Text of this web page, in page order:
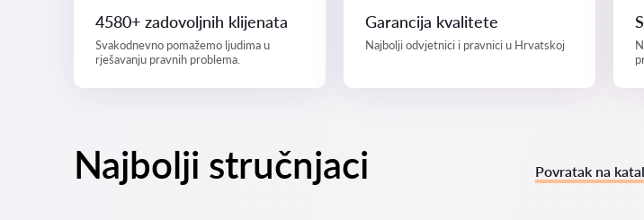
4580+ zadovoljnih klijenata
Svakodnevno pomažemo ljudima u
rješavanju pravnih problema.
Garancija kvalitete
Najbolji odvjetnici i pravnici u Hrvatskoj
Najbolji stručnjaci Povratak na